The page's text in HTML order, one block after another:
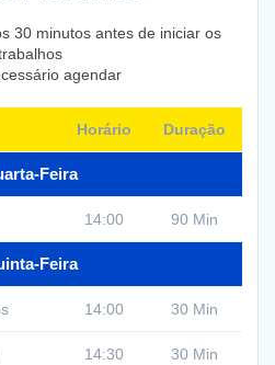
30 minutos antes de iniciar os
agendar
Horário Duração
Feira
14:00 90 Min
Feira
14:00 30 Min
14:30 30 Min